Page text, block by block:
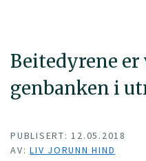
Beitedyrene
genbanken i
PUBLISERT: 12.05.2018
AV: LIV JORUNN HIND